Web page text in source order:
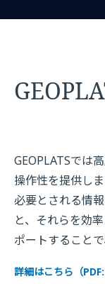
GEOPLATSでは
操作性を提供しま
必要とされる情
と、それらを効
ポートすること
詳細はこちら（PDF: